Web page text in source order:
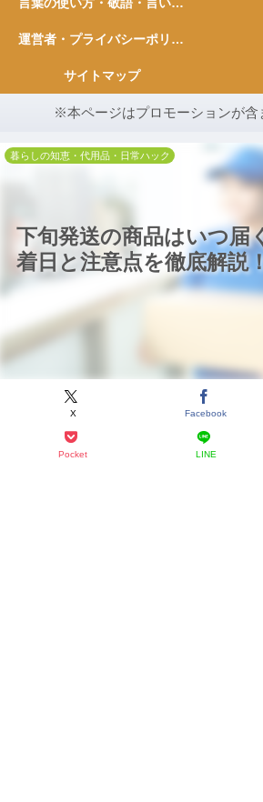
運営者・プライバシーポリシー
サイトマップ
※本ページはプロモーションが含
下旬発送の商品はいつ届
着日と注意点を徹底解説！
暮らしの知恵・代用品・日常ハック
X Facebook
Pocket LINE